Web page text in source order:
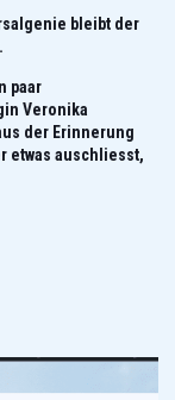
bleibt der
paar
Veronika
der Erinnerung
etwas auschliesst,